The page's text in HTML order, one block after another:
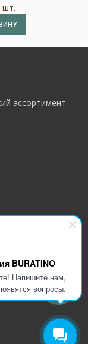
BURATINO
Напишите нам,
вопросы.
шт.
ассортимент